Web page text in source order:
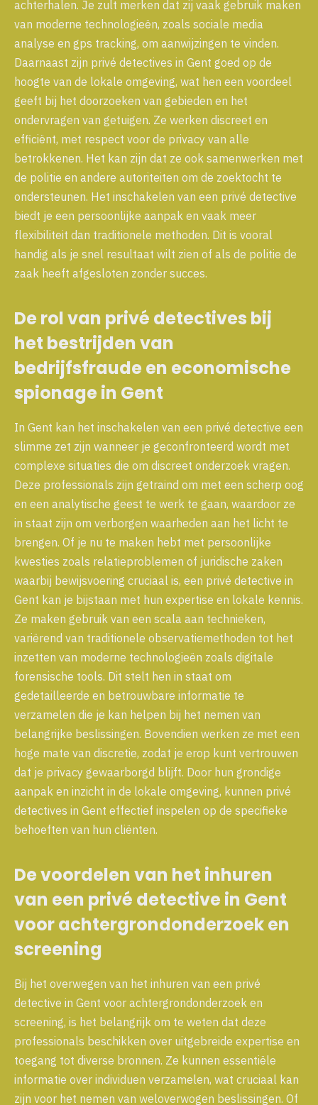
achterhalen. Je zult merken dat zij vaak gebruik maken
van moderne technologieën, zoals sociale media
analyse en gps tracking, om aanwijzingen te vinden.
Daarnaast zijn privé detectives in Gent goed op de
hoogte van de lokale omgeving, wat hen een voordeel
geeft bij het doorzoeken van gebieden en het
ondervragen van getuigen. Ze werken discreet en
efficiënt, met respect voor de privacy van alle
betrokkenen. Het kan zijn dat ze ook samenwerken met
de politie en andere autoriteiten om de zoektocht te
ondersteunen. Het inschakelen van een privé detective
biedt je een persoonlijke aanpak en vaak meer
flexibiliteit dan traditionele methoden. Dit is vooral
handig als je snel resultaat wilt zien of als de politie de
zaak heeft afgesloten zonder succes.
De rol van privé detectives bij
het bestrijden van
bedrijfsfraude en economische
spionage in Gent
In Gent kan het inschakelen van een privé detective een
slimme zet zijn wanneer je geconfronteerd wordt met
complexe situaties die om discreet onderzoek vragen.
Deze professionals zijn getraind om met een scherp oog
en een analytische geest te werk te gaan, waardoor ze
in staat zijn om verborgen waarheden aan het licht te
brengen. Of je nu te maken hebt met persoonlijke
kwesties zoals relatieproblemen of juridische zaken
waarbij bewijsvoering cruciaal is, een privé detective in
Gent kan je bijstaan met hun expertise en lokale kennis.
Ze maken gebruik van een scala aan technieken,
variërend van traditionele observatiemethoden tot het
inzetten van moderne technologieën zoals digitale
forensische tools. Dit stelt hen in staat om
gedetailleerde en betrouwbare informatie te
verzamelen die je kan helpen bij het nemen van
belangrijke beslissingen. Bovendien werken ze met een
hoge mate van discretie, zodat je erop kunt vertrouwen
dat je privacy gewaarborgd blijft. Door hun grondige
aanpak en inzicht in de lokale omgeving, kunnen privé
detectives in Gent effectief inspelen op de specifieke
behoeften van hun cliënten.
De voordelen van het inhuren
van een privé detective in Gent
voor achtergrondonderzoek en
screening
Bij het overwegen van het inhuren van een privé
detective in Gent voor achtergrondonderzoek en
screening, is het belangrijk om te weten dat deze
professionals beschikken over uitgebreide expertise en
toegang tot diverse bronnen. Ze kunnen essentiële
informatie over individuen verzamelen, wat cruciaal kan
zijn voor het nemen van weloverwogen beslissingen. Of